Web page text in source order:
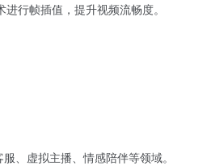
行帧插值，提升视频流畅度。
、虚拟主播、情感陪伴等领域。